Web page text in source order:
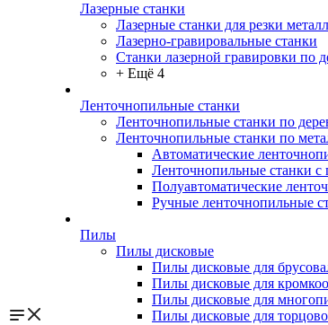
Лазерные станки
Лазерные станки для резки
Лазерно-гравировальные станки
Станки лазерной гравировки по
+ Ещё 4
Ленточнопильные станки
Ленточнопильные станки по
Ленточнопильные станки по
Автоматические
Ленточнопильные станки с
Полуавтоматические
Ручные ленточнопильные
Пилы
Пилы дисковые
Пилы дисковые для
Пилы дисковые для
Пилы дисковые для
Пилы дисковые для